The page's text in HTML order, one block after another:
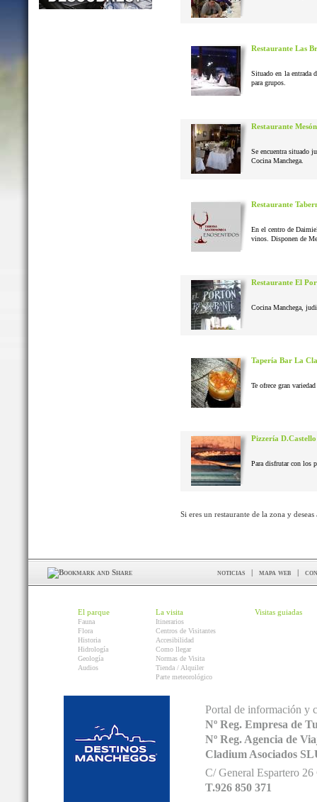
Restaurante Las
Situado en la entrada
para grupos.
Restaurante
Se encuentra situado
Cocina Manchega.
Restaurante
En el centro de
vinos. Disponen de
Restaurante El
Cocina Manchega,
Tapería Bar La
Te ofrece gran
Pizzería D.Castello
Para disfrutar con los
Si eres un restaurante de la zona y
noticias | mapa web |
El parque
Fauna
Flora
Historia
Hidrología
Geología
Audios
La visita
Itinerarios
Centros de Visitantes
Accesibilidad
Como llegar
Normas de Visita
Tienda / Alquiler
Parte meteorológico
Visitas guiadas
Portal de información y
Nº Reg. Empresa de
Nº Reg. Agencia de
Cladium Asociados
C/ General Espartero
T.926 850 371